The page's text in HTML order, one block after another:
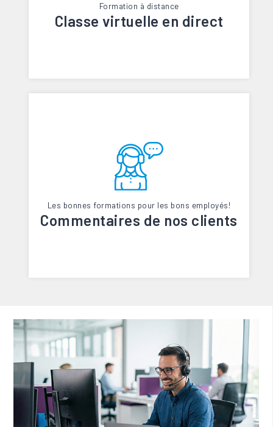
Formation à distance
Classe virtuelle en direct
Les bonnes formations pour les bons employés!
Commentaires de nos clients